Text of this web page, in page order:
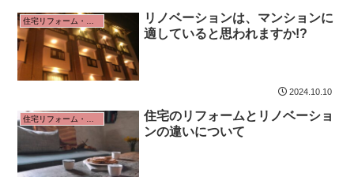
住宅リフォーム・リノベーション
リノベーションは、マンションに
適していると思われますか!?
2024.10.10
住宅のリフォームとリノベーショ
ンの違いについて